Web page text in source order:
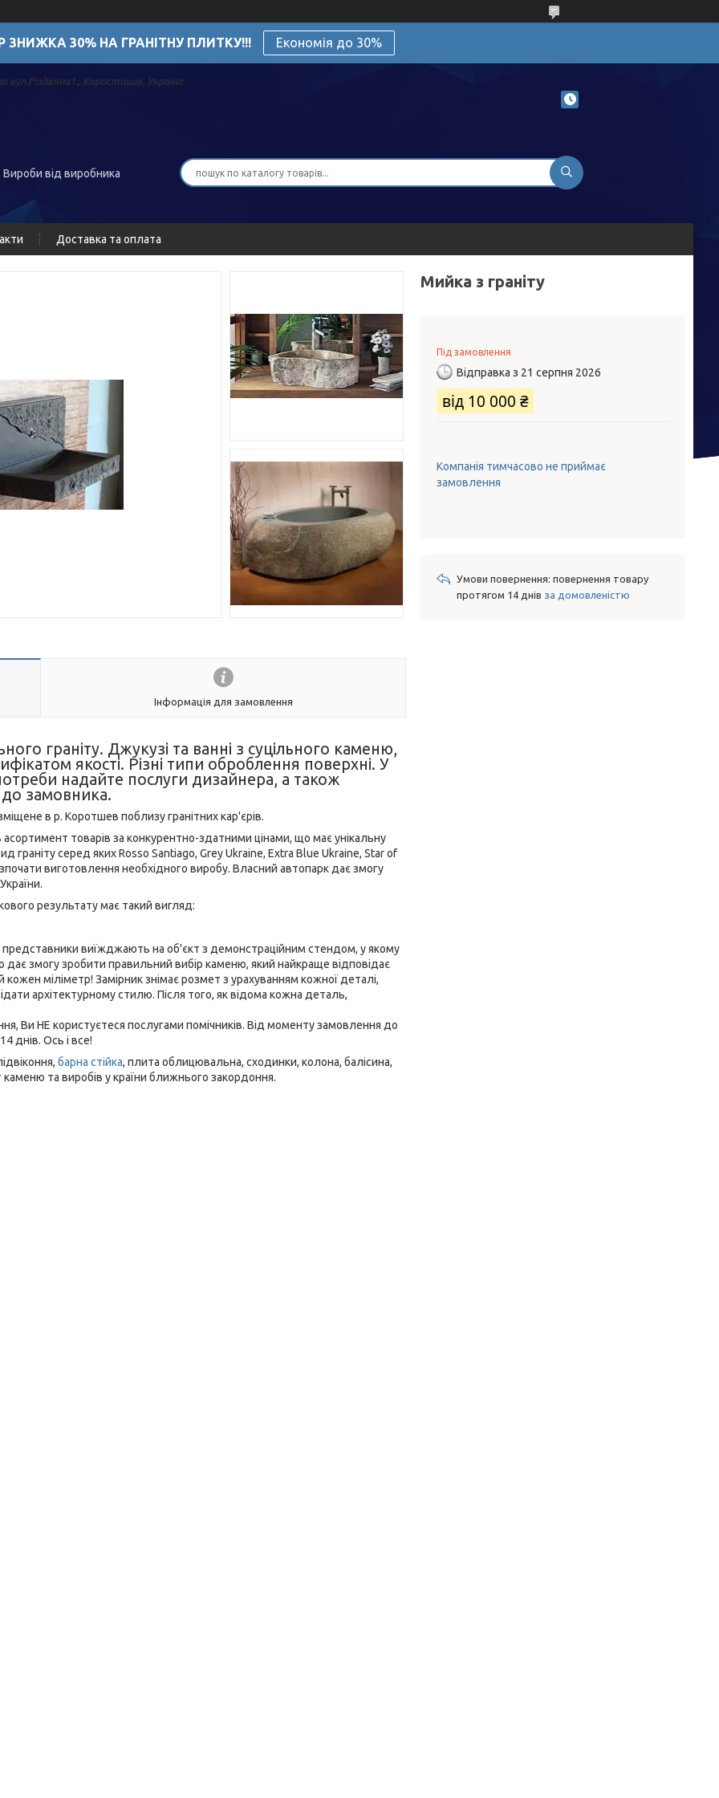
ЗНИЖКА 30% НА ГРАНІТНУ ПЛИТКУ!!! Економія до 30%
Коростишів, Україна
Вироби від виробника
Доставка та оплата
Інформація для замовлення
граніту. Джукузі та ванні з суцільного каменю,
якості. Різні типи оброблення поверхні. У
надайте послуги дизайнера, а також
до замовника.
в р. Коротшев поблизу гранітних кар'єрів.
товарів за конкурентно-здатними цінами, що має унікальну
граніту серед яких Rosso Santiago, Grey Ukraine, Extra Blue Ukraine, Star of
виготовлення необхідного виробу. Власний автопарк дає змогу
результату має такий вигляд:
представники виїжджають на об'єкт з демонстраційним стендом, у якому
дає змогу зробити правильний вибір каменю, який найкраще відповідає
міліметр! Замірник знімає розмет з урахуванням кожної деталі,
архітектурному стилю. Після того, як відома кожна деталь,
НЕ користуєтеся послугами помічників. Від моменту замовлення до
днів. Ось і все!
барна стійка, плита облицювальна, сходинки, колона, балісина,
каменю та виробів у країни ближнього закордоння.
Мийка з граніту
Під замовлення
Відправка з 21 серпня 2026
від 10 000 ₴
Компанія тимчасово не приймає
замовлення
повернення товару
протягом 14 днів за домовленістю